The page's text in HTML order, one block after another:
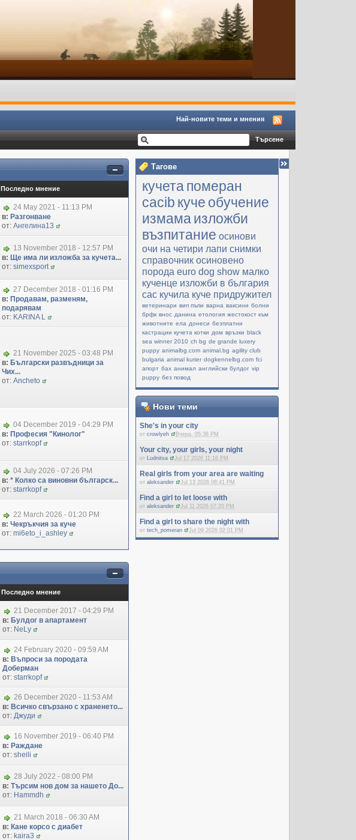
Най-новите теми и мнения
Тагове
кучетапомеран
cacib куче обучение
измамаизложби
възпитание осинови
очи на четири лапи снимки
справочник осиновено
порода еuro dog show малко
кученце изложби в българия
cac кучила куче придружител
ветеринари вип пъпи варна ваксини болни
брфк внос данина етология жестокост към
животните ела донеси безплатни
кастрации кучета котки дом връзки black
sea winner 2010 ch bg de grande luxery
puppy animalbg.com animal.bg agility club
bulgaria animal kurier dogkennelbg.com fci
апорт бах анимал английски булдог vip
puppy без повод
Нови теми
She's in your city
отcrowlyeh Вчера, 05:38 PM
Your city, your girls, your night
от Ludnitsa Jul 17 2026 11:16 PM
Real girls from your area are waiting
отaleksander Jul 13 2026 08:41 PM
Find a girl to let loose with
отaleksander Jul 11 2026 07:20 PM
Find a girl to share the night with
отtech_pomeran Jul 09 2026 02:01 PM
Последно мнение
24 May 2021 - 11:13 PM
в: Разгонване
от: Ангелина13
13 November 2018 - 12:57 PM
в: Ще има ли изложба за кучета...
от: simexsport
27 December 2018 - 01:16 PM
в: Продавам, разменям,
подарявам
от: KARINA L
21 November 2025 - 03:48 PM
в: Български развъдници за
Чих...
от: Ancheto
04 December 2019 - 04:29 PM
в: Професия "Кинолог"
от: starrkopf
04 July 2026 - 07:26 PM
в: * Колко са виновни българск...
от: starrkopf
22 March 2026 - 01:20 PM
в: Чекръкчия за куче
от: mi6eto_i_ashley
Последно мнение
21 December 2017 - 04:29 PM
в: Булдог в апартамент
от: NeLy
24 February 2020 - 09:59 AM
в: Въпроси за породата
Доберман
от: starrkopf
26 December 2020 - 11:53 AM
в: Всичко свързано с храненето...
от: Джуди
16 November 2019 - 06:40 PM
в: Раждане
от: sheili
28 July 2022 - 08:00 PM
в: Търсим нов дом за нашето До...
от: Hammdh
21 March 2018 - 06:30 AM
в: Кане корсо с диабет
от: kaira3